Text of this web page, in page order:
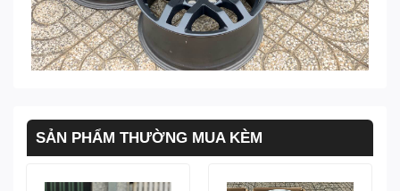
SẢN PHẨM THƯỜNG MUA KÈM